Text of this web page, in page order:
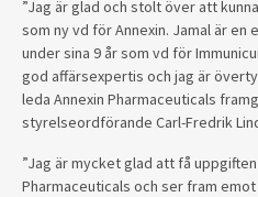
”Jag är glad och stolt över att
som ny vd för Annexin. Jamal är
under sina 9 år som vd för
god affärsexpertis och jag är
leda Annexin Pharmaceuticals
styrelseordförande Carl-Fredrik
”Jag är mycket glad att få
Pharmaceuticals och ser fram